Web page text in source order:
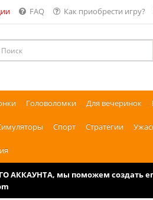
FAQ Как приобрести игру?
Головоломки Для вечеринок
Спорт Стратегии
мы поможем создать